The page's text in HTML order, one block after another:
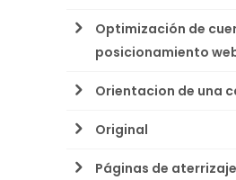
Optimización de
posicionamiento
Orientacion de una
Original
Páginas de aterrizaje